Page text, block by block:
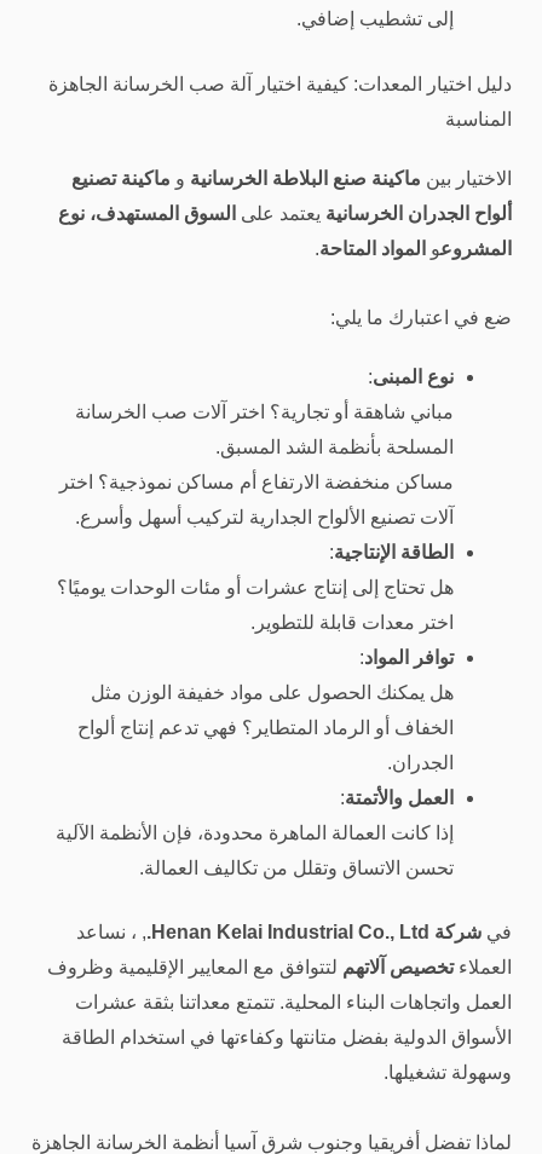
إلى تشطيب إضافي.
دليل اختيار المعدات: كيفية اختيار آلة صب الخرسانة الجاهزة
المناسبة
الاختيار بين ماكينة صنع البلاطة الخرسانية و ماكينة تصنيع
ألواح الجدران الخرسانية يعتمد على السوق المستهدف، نوع
المشروعو المواد المتاحة.
ضع في اعتبارك ما يلي:
نوع المبنى:
مباني شاهقة أو تجارية؟ اختر آلات صب الخرسانة
المسلحة بأنظمة الشد المسبق.
مساكن منخفضة الارتفاع أم مساكن نموذجية؟ اختر
آلات تصنيع الألواح الجدارية لتركيب أسهل وأسرع.
الطاقة الإنتاجية:
هل تحتاج إلى إنتاج عشرات أو مئات الوحدات يوميًا؟
اختر معدات قابلة للتطوير.
توافر المواد:
هل يمكنك الحصول على مواد خفيفة الوزن مثل
الخفاف أو الرماد المتطاير؟ فهي تدعم إنتاج ألواح
الجدران.
العمل والأتمتة:
إذا كانت العمالة الماهرة محدودة، فإن الأنظمة الآلية
تحسن الاتساق وتقلل من تكاليف العمالة.
في شركة Henan Kelai Industrial Co., Ltd.
, ، نساعد
العملاءتخصيص آلاتهم لتتوافق مع المعايير الإقليمية وظروف
العمل واتجاهات البناء المحلية. تتمتع معداتنا بثقة عشرات
الأسواق الدولية بفضل متانتها وكفاءتها في استخدام الطاقة
وسهولة تشغيلها.
لماذا تفضل أفريقيا وجنوب شرق آسيا أنظمة الخرسانة الجاهزة